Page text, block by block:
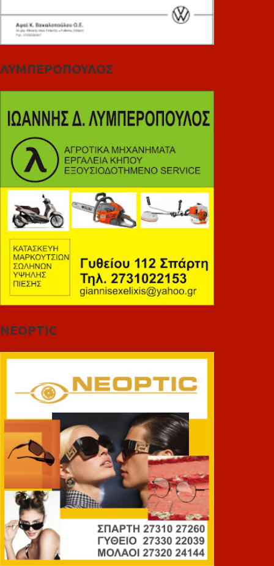
ΛΥΜΠΕΡΟΠΟΥΛΟΣ
NEOPTIC